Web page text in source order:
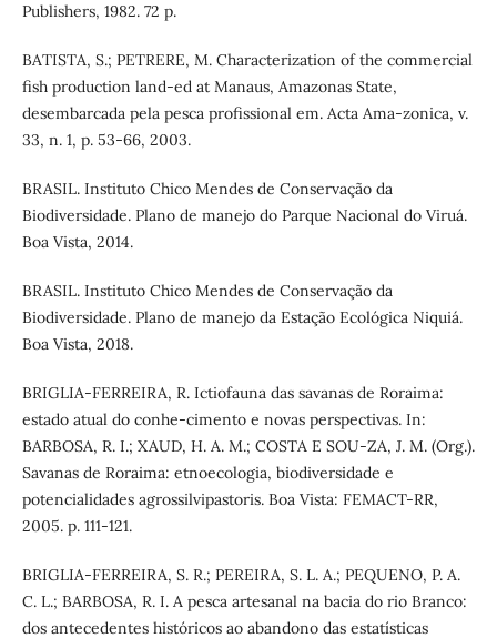
Publishers, 1982. 72 p.
BATISTA, S.; PETRERE, M. Characterization of the commercial
fish production land-ed at Manaus, Amazonas State,
desembarcada pela pesca profissional em. Acta Ama-zonica, v.
33, n. 1, p. 53-66, 2003.
BRASIL. Instituto Chico Mendes de Conservação da
Biodiversidade. Plano de manejo do Parque Nacional do Viruá.
Boa Vista, 2014.
BRASIL. Instituto Chico Mendes de Conservação da
Biodiversidade. Plano de manejo da Estação Ecológica Niquiá.
Boa Vista, 2018.
BRIGLIA-FERREIRA, R. Ictiofauna das savanas de Roraima:
estado atual do conhe-cimento e novas perspectivas. In:
BARBOSA, R. I.; XAUD, H. A. M.; COSTA E SOU-ZA, J. M. (Org.).
Savanas de Roraima: etnoecologia, biodiversidade e
potencialidades agrossilvipastoris. Boa Vista: FEMACT-RR,
2005. p. 111-121.
BRIGLIA-FERREIRA, S. R.; PEREIRA, S. L. A.; PEQUENO, P. A.
C. L.; BARBOSA, R. I. A pesca artesanal na bacia do rio Branco:
dos antecedentes históricos ao abandono das estatísticas